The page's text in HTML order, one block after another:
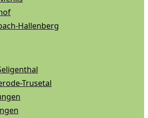
Hallenberg
Trusetal